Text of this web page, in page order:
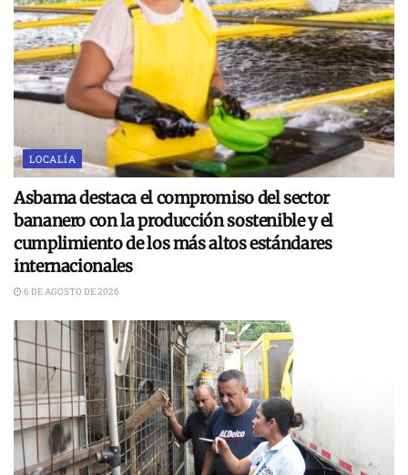
LOCALÍA
Asbama destaca el compromiso del sector
bananero con la producción sostenible y el
cumplimiento de los más altos estándares
internacionales
6 DE AGOSTO DE 2026